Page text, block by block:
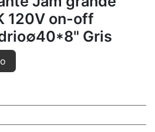
120V on-off
Gris